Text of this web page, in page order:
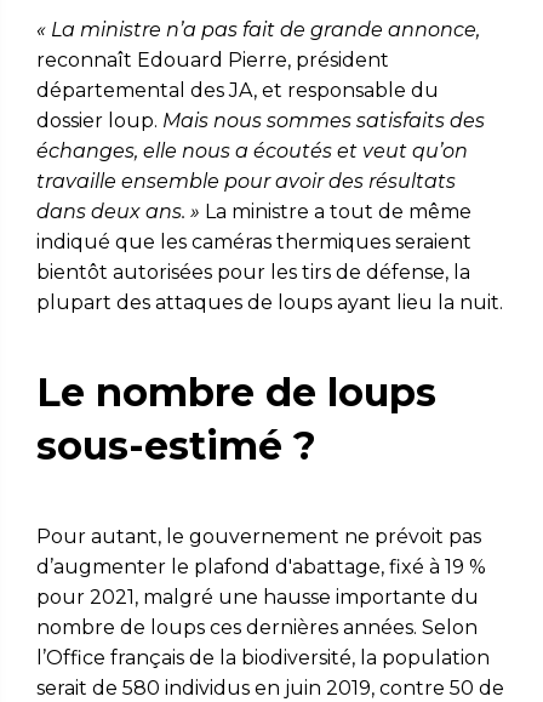
« La ministre n’a pas fait de grande annonce,
reconnaît Edouard Pierre, président
départemental des JA, et responsable du
dossier loup. Mais nous sommes satisfaits des
échanges, elle nous a écoutés et veut qu’on
travaille ensemble pour avoir des résultats
dans deux ans. » La ministre a tout de même
indiqué que les caméras thermiques seraient
bientôt autorisées pour les tirs de défense, la
plupart des attaques de loups ayant lieu la nuit.
Le nombre de loups
sous-estimé ?
Pour autant, le gouvernement ne prévoit pas
d’augmenter le plafond d'abattage, fixé à 19 %
pour 2021, malgré une hausse importante du
nombre de loups ces dernières années. Selon
l’Office français de la biodiversité, la population
serait de 580 individus en juin 2019, contre 50 de